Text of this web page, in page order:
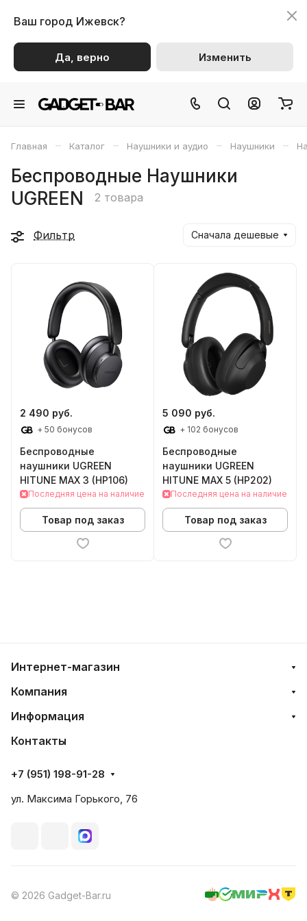
Ваш город Ижевск?
Да, верно Изменить
Главная – Каталог – Наушники и аудио – Наушники –
Беспроводные Наушники
UGREEN
2 товара
Фильтр Сначала дешевые
2 490 руб.
+ 50 бонусов
Беспроводные
наушники UGREEN
HITUNE MAX 3 (HP106)
Последняя цена на наличие
Товар под заказ
5 090 руб.
+ 102 бонусов
Беспроводные
наушники UGREEN
HITUNE MAX 5 (HP202)
Последняя цена на наличие
Товар под заказ
Интернет-магазин
Компания
Информация
Контакты
+7 (951) 198-91-28
ул. Максима Горького, 76
© 2026 Gadget-Bar.ru